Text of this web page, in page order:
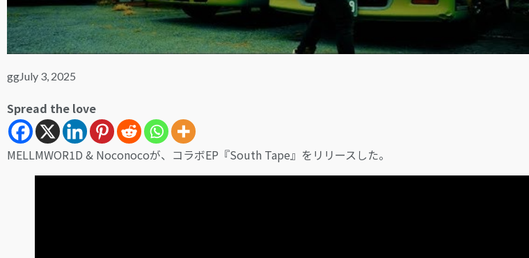
ggJuly 3, 2025
Spread the love
MELLMWOR1D & Noconocoが、コラボEP『South Tape』をリリースした。